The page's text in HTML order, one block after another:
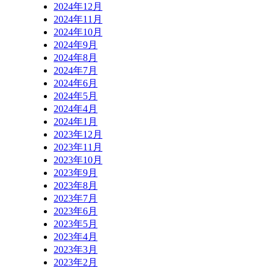
2024年12月
2024年11月
2024年10月
2024年9月
2024年8月
2024年7月
2024年6月
2024年5月
2024年4月
2024年1月
2023年12月
2023年11月
2023年10月
2023年9月
2023年8月
2023年7月
2023年6月
2023年5月
2023年4月
2023年3月
2023年2月